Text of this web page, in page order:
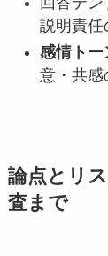
説明責任
感情トー
意・共感
論点とリ
査まで